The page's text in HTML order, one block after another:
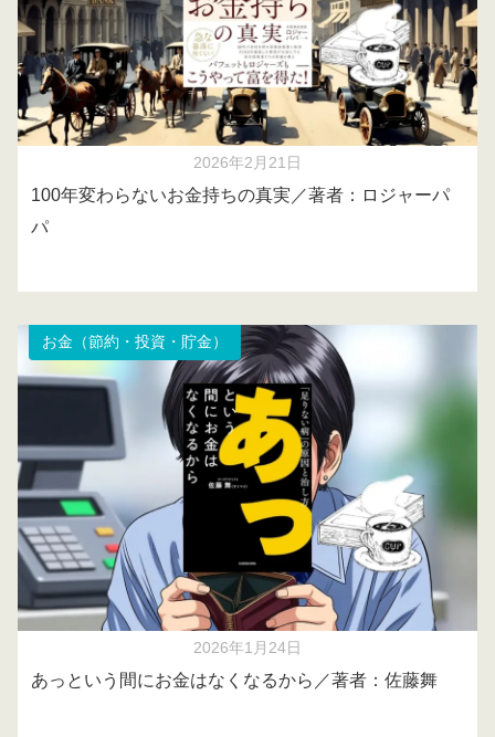
2026年2月21日
100年変わらないお金持ちの真実／著者：ロジャーパ
パ
お金（節約・投資・貯金）
2026年1月24日
あっという間にお金はなくなるから／著者：佐藤舞